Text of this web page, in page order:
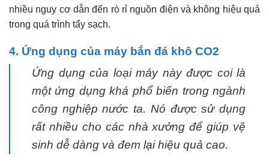
nhiều nguy cơ dẫn đến rò rỉ nguồn điện và không hiệu quả
trong quá trình tẩy sạch.
4. Ứng dụng của máy bắn đá khô CO2
Ứng dụng của loại máy này được coi là
một ứng dụng khá phổ biến trong ngành
công nghiệp nước ta. Nó được sử dụng
rất nhiều cho các nhà xưởng để giúp vệ
sinh dễ dàng và đem lại hiệu quả cao.